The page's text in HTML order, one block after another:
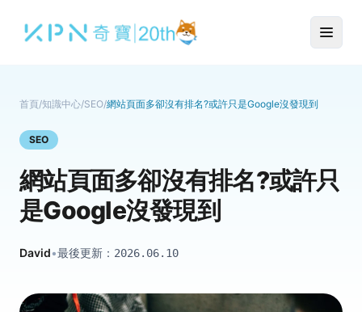
首頁/知識中心/SEO/網站頁面多卻沒有排名?或許只是Google沒發現到
SEO
網站頁面多卻沒有排名?或許只
是Google沒發現到
David•最後更新： 2026.06.10